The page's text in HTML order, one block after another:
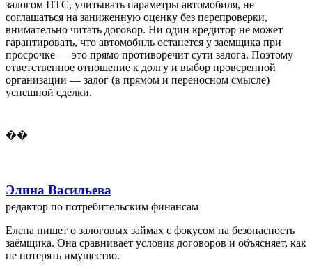
залогом ПТС, учитывать параметры автомобиля, не
соглашаться на заниженную оценку без перепроверки,
внимательно читать договор. Ни один кредитор не может
гарантировать, что автомобиль останется у заемщика при
просрочке — это прямо противоречит сути залога. Поэтому
ответственное отношение к долгу и выбор проверенной
организации — залог (в прямом и переносном смысле)
успешной сделки.
��
Элина Васильева
редактор по потребительским финансам
Елена пишет о залоговых займах с фокусом на безопасность
заёмщика. Она сравнивает условия договоров и объясняет, как
не потерять имущество.